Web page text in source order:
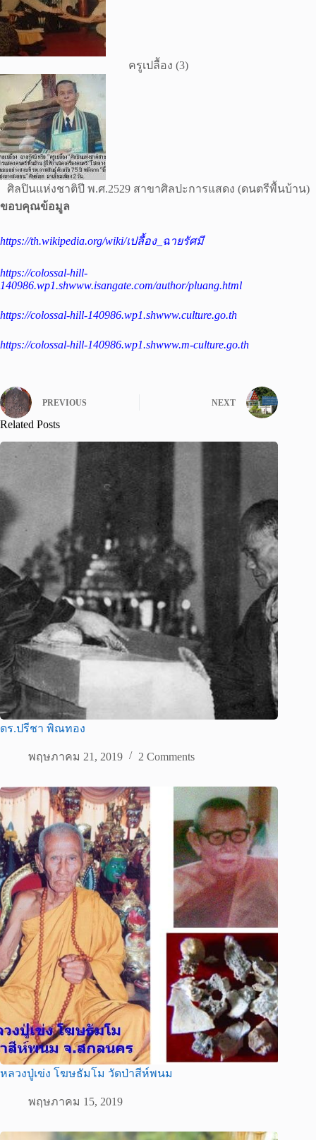
ครูเปลื้อง (3)
ศิลปินแห่งชาติปี พ.ศ.2529 สาขาศิลปะการแสดง (ดนตรีพื้นบ้าน)
ขอบคุณข้อมูล
https://th.wikipedia.org/wiki/เปลื้อง_ฉายรัศมี
https://colossal-hill-
140986.wp1.shwww.isangate.com/author/pluang.html
https://colossal-hill-140986.wp1.shwww.culture.go.th
https://colossal-hill-140986.wp1.shwww.m-culture.go.th
PREVIOUS NEXT
Related Posts
ดร.ปรีชา พิณทอง
พฤษภาคม 21, 2019 2 Comments
หลวงปู่เข่ง โฆษธัมโม วัดป่าสีห์พนม
พฤษภาคม 15, 2019